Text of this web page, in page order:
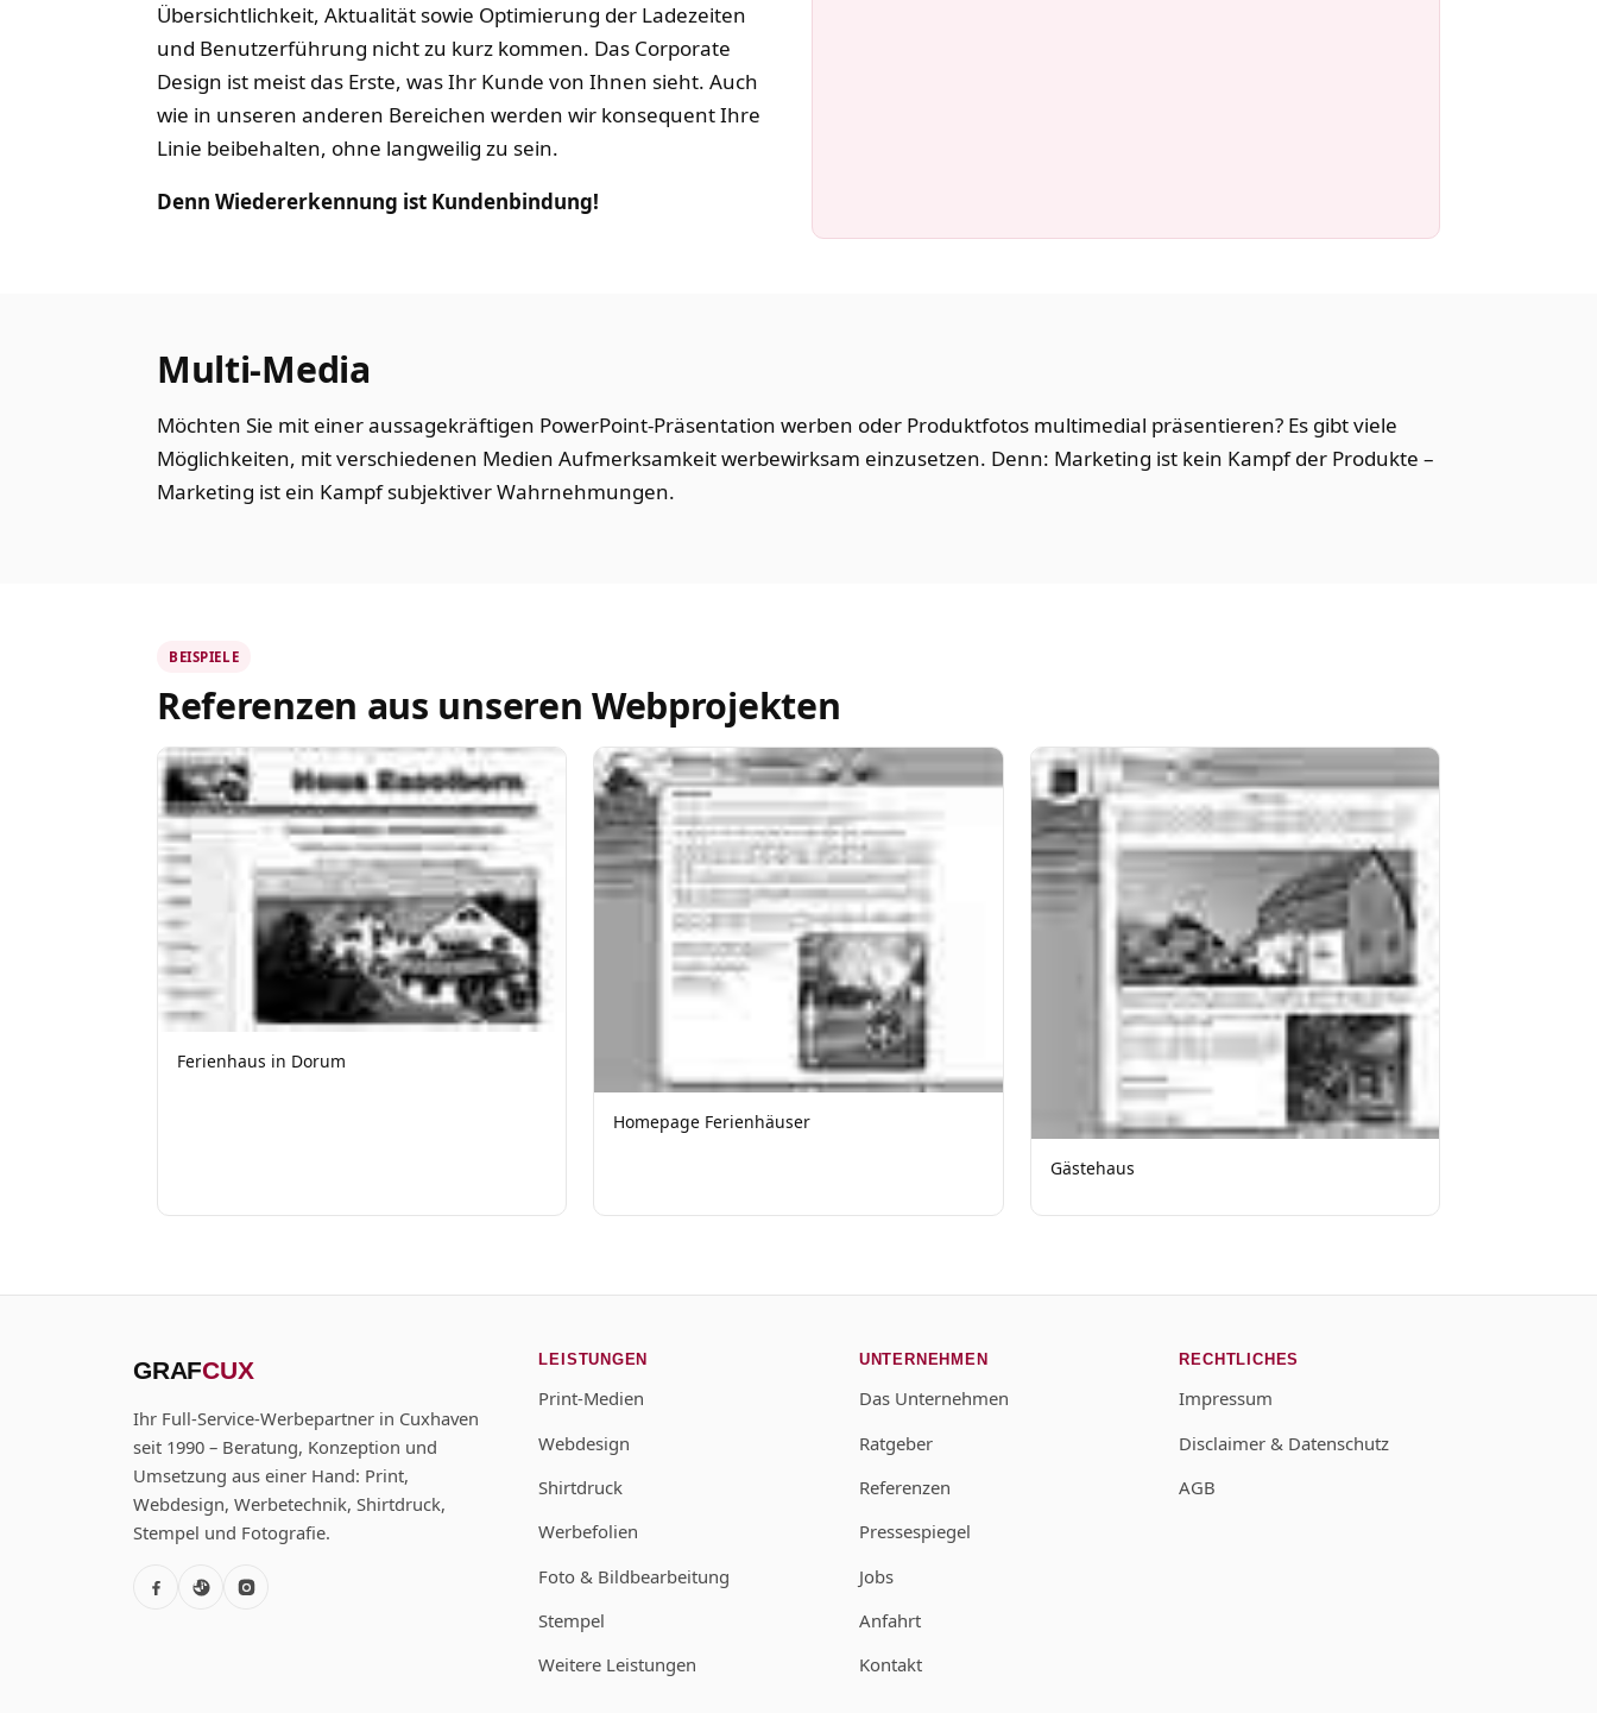
Übersichtlichkeit, Aktualität sowie Optimierung der Ladezeiten
und Benutzerführung nicht zu kurz kommen. Das Corporate
Design ist meist das Erste, was Ihr Kunde von Ihnen sieht. Auch
wie in unseren anderen Bereichen werden wir konsequent Ihre
Linie beibehalten, ohne langweilig zu sein.
Denn Wiedererkennung ist Kundenbindung!
Multi-Media
Möchten Sie mit einer aussagekräftigen PowerPoint-Präsentation werben oder Produktfotos multimedial präsentieren? Es gibt viele
Möglichkeiten, mit verschiedenen Medien Aufmerksamkeit werbewirksam einzusetzen. Denn: Marketing ist kein Kampf der Produkte –
Marketing ist ein Kampf subjektiver Wahrnehmungen.
BEISPIELE
Referenzen aus unseren Webprojekten
Ferienhaus in Dorum
Homepage Ferienhäuser
Gästehaus
GRAFCUX
Ihr Full-Service-Werbepartner in Cuxhaven
seit 1990 – Beratung, Konzeption und
Umsetzung aus einer Hand: Print,
Webdesign, Werbetechnik, Shirtdruck,
Stempel und Fotografie.
LEISTUNGEN
Print-Medien
Webdesign
Shirtdruck
Werbefolien
Foto & Bildbearbeitung
Stempel
Weitere Leistungen
UNTERNEHMEN
Das Unternehmen
Ratgeber
Referenzen
Pressespiegel
Jobs
Anfahrt
Kontakt
RECHTLICHES
Impressum
Disclaimer & Datenschutz
AGB